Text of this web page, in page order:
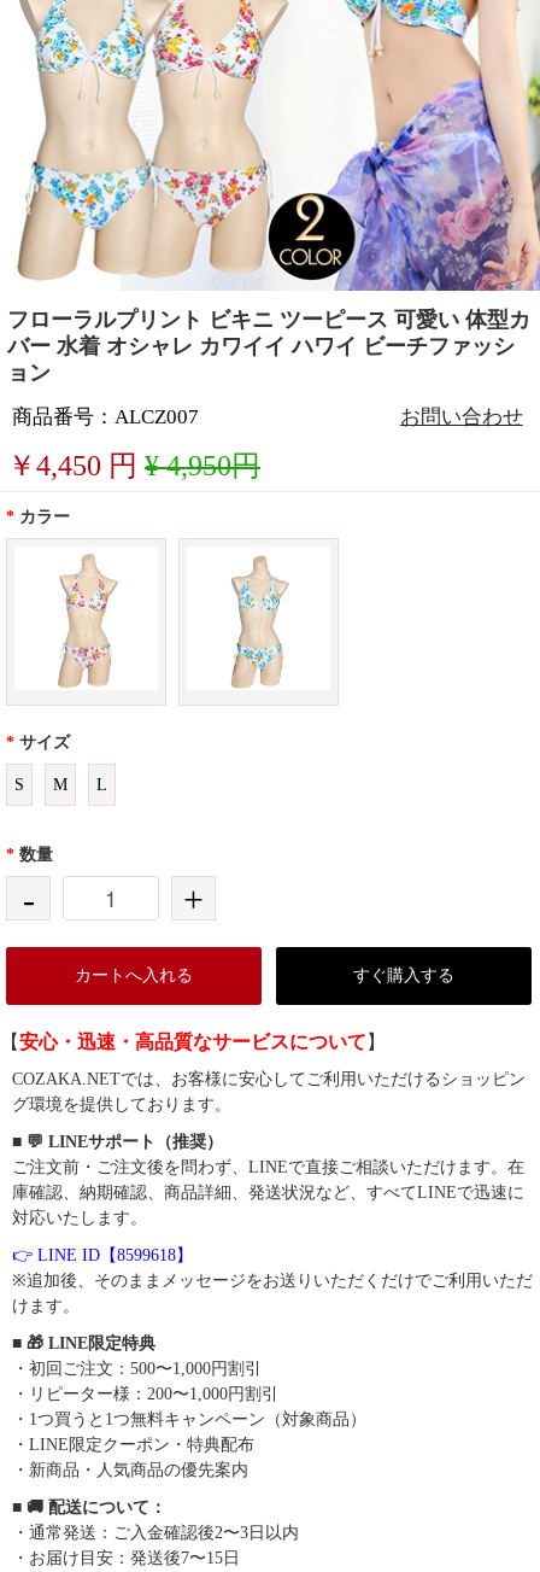
フローラルプリント ビキニ ツーピース 可愛い 体型カ
バー 水着 オシャレ カワイイ ハワイ ビーチファッシ
ョン
商品番号：ALCZ007 お問い合わせ
￥4,450 円 ¥ 4,950円
* カラー
* サイズ
S M L
* 数量
- +
カートへ入れる すぐ購入する
【安心・迅速・高品質なサービスについて 】
COZAKA.NETでは、お客様に安心してご利用いただけるショッピン
グ環境を提供しております。
■ 💬 LINEサポート（推奨）
ご注文前・ご注文後を問わず、LINEで直接ご相談いただけます。在
庫確認、納期確認、商品詳細、発送状況など、すべてLINEで迅速に
対応いたします。
👉 LINE ID【8599618】
※追加後、そのままメッセージをお送りいただくだけでご利用いただ
けます。
■ 🎁 LINE限定特典
・初回ご注文：500〜1,000円割引
・リピーター様：200〜1,000円割引
・1つ買うと1つ無料キャンペーン（対象商品）
・LINE限定クーポン・特典配布
・新商品・人気商品の優先案内
■ 🚚 配送について：
・通常発送：ご入金確認後2〜3日以内
・お届け目安：発送後7〜15日